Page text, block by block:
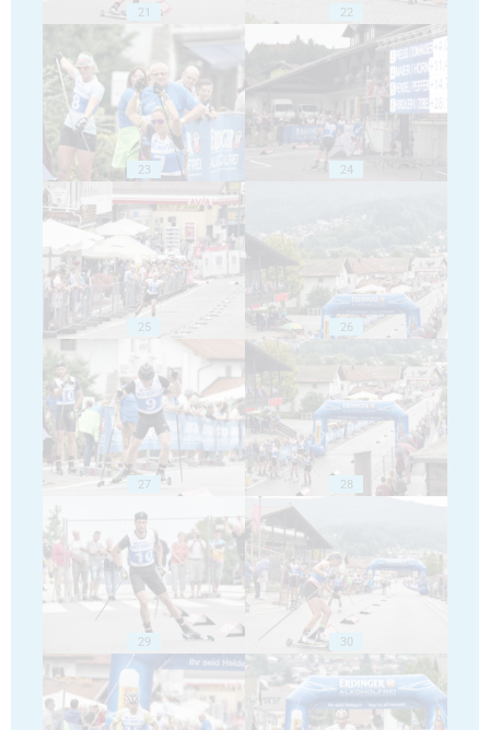
21 22
23 24
25 26
27 28
29 30